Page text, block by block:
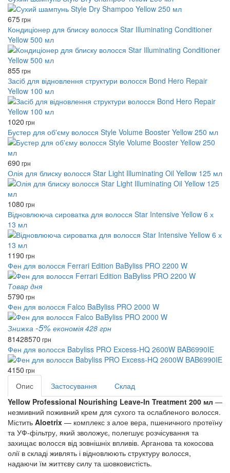
675грн
Кондиціонер для блиску волосся Star Illuminating Conditioner
Yellow 500 мл
855грн
Засіб для відновлення структури волосся Bond Hero Repair
Yellow 100 мл
1020 грн
Бустер для об'єму волосся Style Volume Booster Yellow 250 мл
690 грн
Олія для блиску волосся Star Light Illuminating Oil Yellow 125 мл
1080 грн
Відновлююча сироватка для волосся Star Intensive Yellow 6 х
13 мл
1190 грн
Фен для волосся Ferrari Edition BaByliss PRO 2200 W
Товар дня
5790 грн
Фен для волосся Falco BaByliss PRO 2000 W
Знижка -5% економія 428 грн
81428570 грн
Фен для волосся Babyliss PRO Excess-HQ 2600W BAB6990IE
4150 грн
Опис Застосування
Склад
Yellow Professional Nourishing Leave-In Treatment 200 мл —
незмивний поживний крем для сухого та ослабленого волосся.
Містить Aloetrix — комплекс з алое вера, пшеничного протеїну
та УФ-фільтру, який зволожує, полегшує розчісування та
захищає волосся від зовнішніх впливів. Арганова та кокосова
олії в складі живлять і відновлюють структуру волосся,
надаючи їм життєву силу та шовковистість.